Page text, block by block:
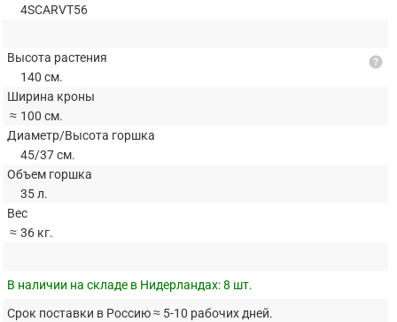
4SCARVT56
Высота растения
140 см.
Ширина кроны
≈ 100 см.
Диаметр/Высота горшка
45/37 см.
Объем горшка
35 л.
Вес
≈ 36 кг.
help
В наличии на складе в Нидерландах:8 шт.
Срок поставки в Россию ≈ 5-10 рабочих дней.